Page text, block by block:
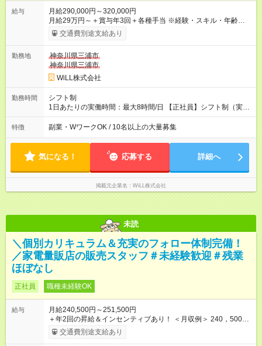
給与
月給290,000円～320,000円
月給29万円～＋賞与年3回＋各種手当 ※経験・スキル・年齢を考
慮し加給優遇 ■日勤のみを希望する方 月給27万円～＋賞与年3回
＋各種手当 ■夜勤のみを希望する方 月給30万円～＋賞与年3回＋
用形態、給与は本採用時と同じです。
交通費別途支給あり
勤務地
神奈川県三浦市
神奈川県三浦市
WiLL株式会社
勤務時間
シフト制
1日あたりの実働時間：最大8時間/日 【正社員】シフト制（実働
8時間） 【アルバイト】週1日・8hから勤務可能 ◎勤務例 日勤／
9時～18時（休憩60分） 夜勤／22時～翌7時（休憩60分） ◎働
りなど、ご希望の働き方をお気軽にご相談ください。
特徴 副業・WワークOK / 10名以上の大量募集
気になる！ 応募する 詳細へ
掲載元企業名 WiLL株式会社
未読
＼個別カリキュラム＆充実のフォロー体制完備！
／家電量販店の販売スタッフ＃未経験歓迎＃残業
ほぼなし
正社員 職種未経験OK
給与
月給240,500円～251,500円
＋年2回の昇給＆インセンティブあり！ ＜月収例＞ 240，500円
～＋インセンティブ＋賞与＋諸手当 ◎経験・能力を考慮し、決
定します。 ◎残業が発生した場合は、時間外手当を別途全額支
交通費別途支給あり